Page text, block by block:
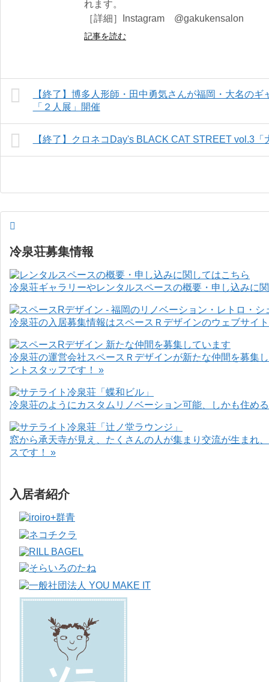
れます。
［詳細］Instagram @gakukensalon
記事を読む
【終了】博多人形師・田中勇気さんが福岡・大名の
「２人展」開催
【終了】クロネコDay's BLACK CAT STREET vol.3
冷泉荘募集情報
冷泉荘ギャラリーやレンタルスペースの概要・申し込みに
冷泉荘の入居募集情報はスペースＲデザインのウェブサイ
冷泉荘の運営会社スペースＲデザインが新たな仲間を募集
ントスタッフです！ »
冷泉荘のようにカスタムリノベーション可能、しかも住め
窓から承天寺が見え、たくさんの人が集まり交流が生まれ
スです！ »
入居者紹介